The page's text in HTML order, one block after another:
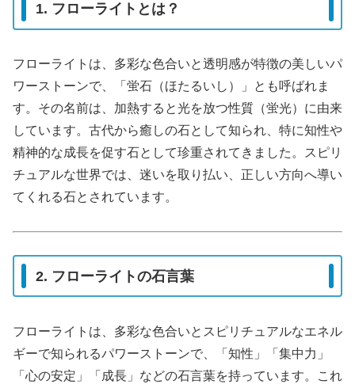
1. フローライトとは？
フローライトは、多彩な色合いと透明感が特徴の美しいパ
ワーストーンで、「蛍石（ほたるいし）」とも呼ばれま
す。その名前は、加熱すると光を放つ性質（蛍光）に由来
しています。古代から癒しの石として知られ、特に知性や
精神的な成長を促す石として珍重されてきました。スピリ
チュアルな世界では、迷いを取り払い、正しい方向へ導い
てくれる石とされています。
2. フローライトの石言葉
フローライトは、多彩な色合いとスピリチュアルなエネル
ギーで知られるパワーストーンで、「知性」「集中力」
「心の安定」「成長」などの石言葉を持っています。これ